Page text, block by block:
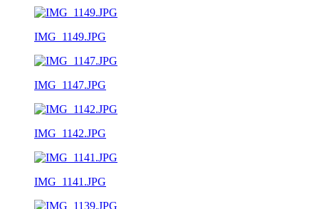
IMG_1149.JPG
IMG_1147.JPG
IMG_1142.JPG
IMG_1141.JPG